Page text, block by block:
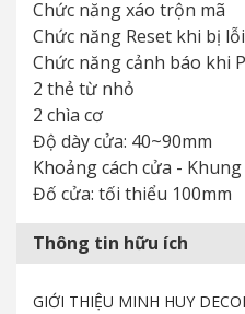
Chức năng xáo trộn mã
Chức năng Reset khi bị
Chức năng cảnh báo khi
2 thẻ từ nhỏ
2 chìa cơ
Độ dày cửa: 40~90mm
Khoảng cách cửa -
Đố cửa: tối thiểu 100mm
Thông tin hữu ích
GIỚI THIỆU MINH HUY